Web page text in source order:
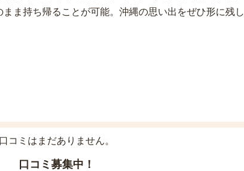
ま持ち帰ることが可能。沖縄の思い出をぜひ形に残し
口コミはまだありません。
口コミ募集中！